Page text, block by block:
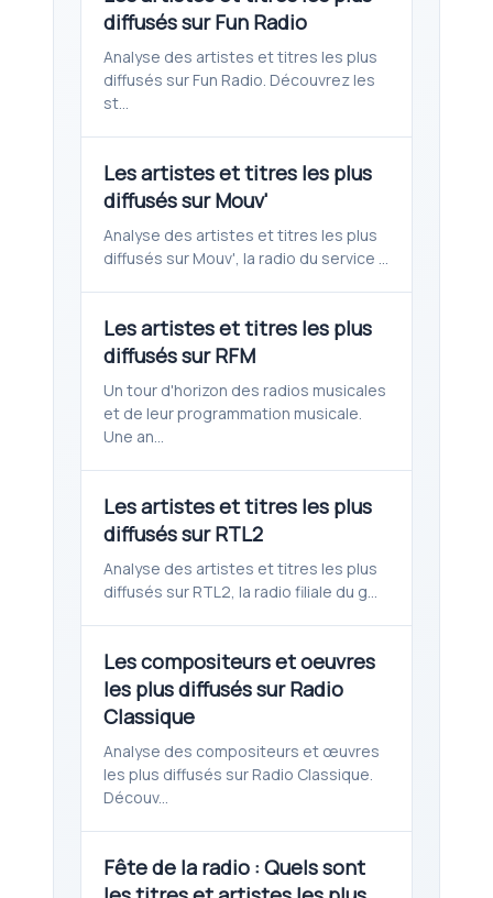
diffusés sur Fun Radio
Analyse des artistes et titres les plus
diffusés sur Fun Radio. Découvrez les
st...
Les artistes et titres les plus
diffusés sur Mouv'
Analyse des artistes et titres les plus
diffusés sur Mouv', la radio du service ...
Les artistes et titres les plus
diffusés sur RFM
Un tour d'horizon des radios musicales
et de leur programmation musicale.
Une an...
Les artistes et titres les plus
diffusés sur RTL2
Analyse des artistes et titres les plus
diffusés sur RTL2, la radio filiale du g...
Les compositeurs et oeuvres
les plus diffusés sur Radio
Classique
Analyse des compositeurs et œuvres
les plus diffusés sur Radio Classique.
Découv...
Fête de la radio : Quels sont